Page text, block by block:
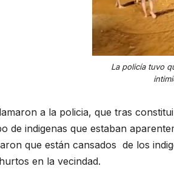
La policía tuvo
a la policia, que tras
de indigenas que estaban
que están cansados de los
en la vecindad.